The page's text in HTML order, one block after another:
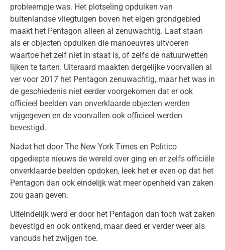
probleempje was. Het plotseling opduiken van
buitenlandse vliegtuigen boven het eigen grondgebied
maakt het Pentagon alleen al zenuwachtig. Laat staan
als er objecten opduiken die manoeuvres uitvoeren
waartoe het zelf niet in staat is, of zelfs de natuurwetten
lijken te tarten. Uiteraard maakten dergelijke voorvallen al
ver voor 2017 het Pentagon zenuwachtig, maar het was in
de geschiedenis niet eerder voorgekomen dat er ook
officieel beelden van onverklaarde objecten werden
vrijgegeven en de voorvallen ook officieel werden
bevestigd.
Nadat het door The New York Times en Politico
opgediepte nieuws de wereld over ging en er zelfs officiële
onverklaarde beelden opdoken, leek het er even op dat het
Pentagon dan ook eindelijk wat meer openheid van zaken
zou gaan geven.
Uiteindelijk werd er door het Pentagon dan toch wat zaken
bevestigd en ook ontkend, maar deed er verder weer als
vanouds het zwijgen toe.